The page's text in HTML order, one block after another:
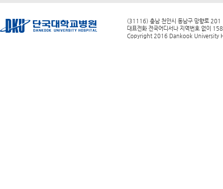
(31116) 충남 천안시 동남구 망향로 201
대표전화 전국어디서나 지역번호 없이
Copyright 2016 Dankook University